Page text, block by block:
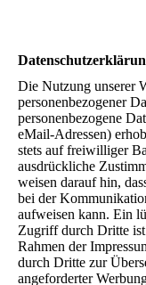
Die Nutzung unserer
personenbezogener
personenbezogene
eMail-Adressen)
stets auf freiwilliger
ausdrückliche
weisen darauf hin,
bei der
aufweisen kann. Ein
Zugriff durch Dritte
Rahmen der
durch Dritte zur
angeforderter